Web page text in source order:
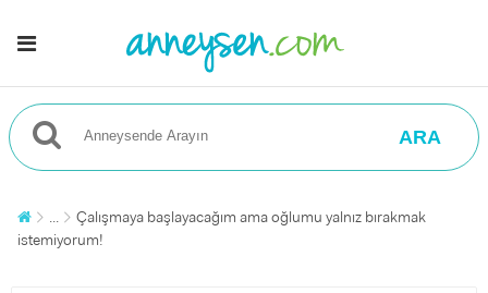
ARA
...
Çalışmaya başlayacağım ama oğlumu yalnız bırakmak
istemiyorum!